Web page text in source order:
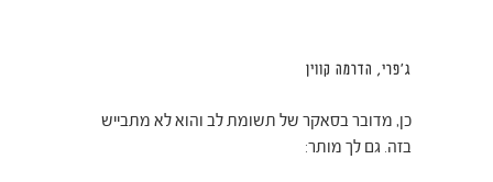
ג'פרי, הדרמה קווין
כן, מדובר בסאקר של תשומת לב והוא לא מתבייש
בזה. גם לך מותר: